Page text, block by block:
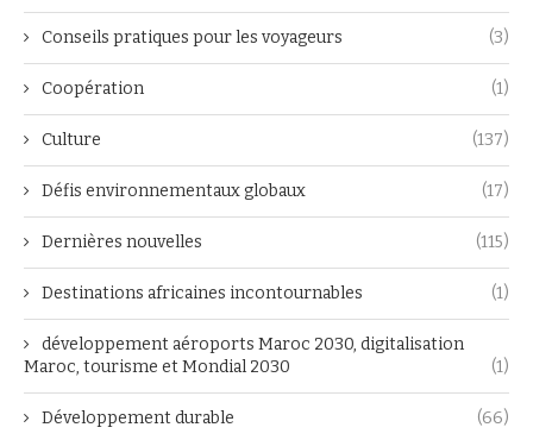
Conseils pratiques pour les voyageurs (3)
Coopération (1)
Culture (137)
Défis environnementaux globaux (17)
Dernières nouvelles (115)
Destinations africaines incontournables (1)
développement aéroports Maroc 2030, digitalisation
Maroc, tourisme et Mondial 2030
(1)
Développement durable (66)